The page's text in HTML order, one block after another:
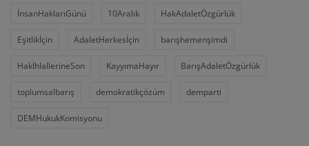
İnsanHaklarıGünü
10Aralık HakAdaletÖzgürlük
Eşitlikİçin AdaletHerkesİçin barışhemenşimdi
HakİhlallerineSon KayyımaHayır BarışAdaletÖzgürlük
toplumsalbarış demokratikçözüm demparti
DEMHukukKomisyonu